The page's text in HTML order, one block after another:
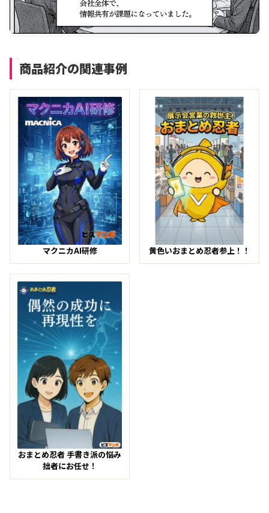
商品紹介の関連事例
マクニカAI研修 黄色いおまとめ忍者参上！！
おまとめ忍者 手書き派の悩み
拙者にお任せ！